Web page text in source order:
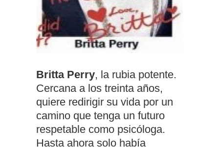
Britta Perry, la rubia potente.
Cercana a los treinta años,
quiere redirigir su vida por un
camino que tenga un futuro
respetable como psicóloga.
Hasta ahora solo había